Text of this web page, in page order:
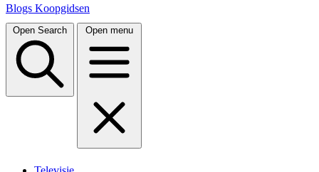
Blogs Koopgidsen
Open Search Open menu